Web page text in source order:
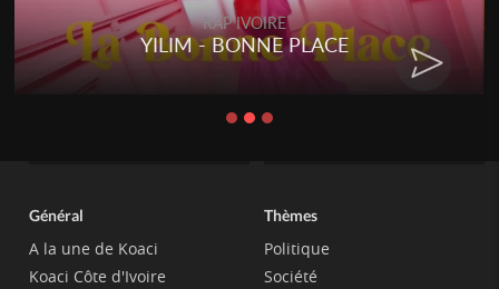
RAP IVOIRE
YILIM - BONNE PLACE
Général
A la une de Koaci
Koaci Côte d'Ivoire
Thèmes
Politique
Société